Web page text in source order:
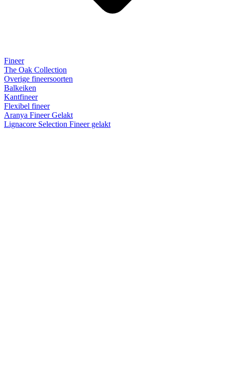
Fineer
The Oak Collection
Overige fineersoorten
Balkeiken
Kantfineer
Flexibel fineer
Aranya Fineer Gelakt
Lignacore Selection Fineer gelakt